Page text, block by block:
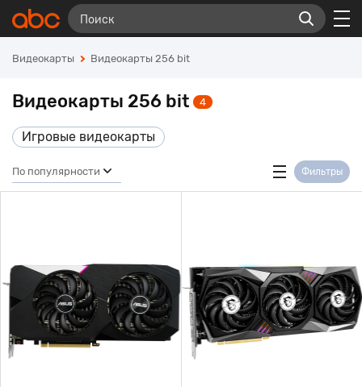
Видеокарты Видеокарты 256 bit
Видеокарты 256 bit 4
Игровые видеокарты
По популярности Фильтры